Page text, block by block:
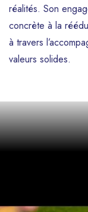
réalités. Son
concrète à la
à travers
valeurs solides.